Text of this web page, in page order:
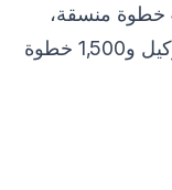
إلى 300 وكيل فرعي بأكثر من 4,000 خطوة منسقة،
وهو توسع بمقدار 3 أضعاف عن 100 وكيل و1,500 خطوة